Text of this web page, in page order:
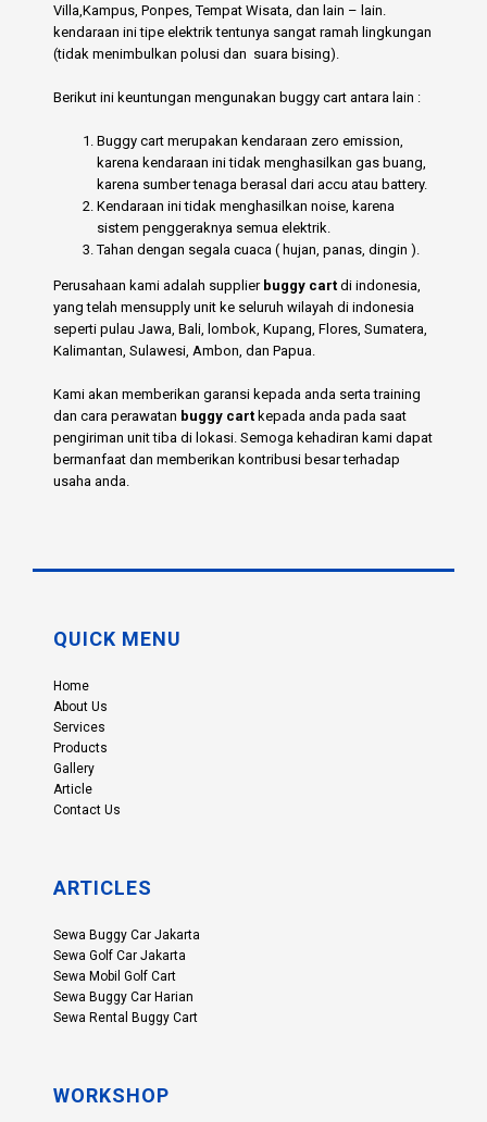
Villa,Kampus, Ponpes, Tempat Wisata, dan lain – lain.
kendaraan ini tipe elektrik tentunya sangat ramah lingkungan
(tidak menimbulkan polusi dan suara bising).
Berikut ini keuntungan mengunakan buggy cart antara lain :
Buggy cart merupakan kendaraan zero emission,
karena kendaraan ini tidak menghasilkan gas buang,
karena sumber tenaga berasal dari accu atau battery.
Kendaraan ini tidak menghasilkan noise, karena
sistem penggeraknya semua elektrik.
Tahan dengan segala cuaca ( hujan, panas, dingin ).
Perusahaan kami adalah supplier buggy cart di indonesia,
yang telah mensupply unit ke seluruh wilayah di indonesia
seperti pulau Jawa, Bali, lombok, Kupang, Flores, Sumatera,
Kalimantan, Sulawesi, Ambon, dan Papua.
Kami akan memberikan garansi kepada anda serta training
dan cara perawatan buggy cart kepada anda pada saat
pengiriman unit tiba di lokasi. Semoga kehadiran kami dapat
bermanfaat dan memberikan kontribusi besar terhadap
usaha anda.
QUICK MENU
Home
About Us
Services
Products
Gallery
Article
Contact Us
ARTICLES
Sewa Buggy Car Jakarta
Sewa Golf Car Jakarta
Sewa Mobil Golf Cart
Sewa Buggy Car Harian
Sewa Rental Buggy Cart
WORKSHOP